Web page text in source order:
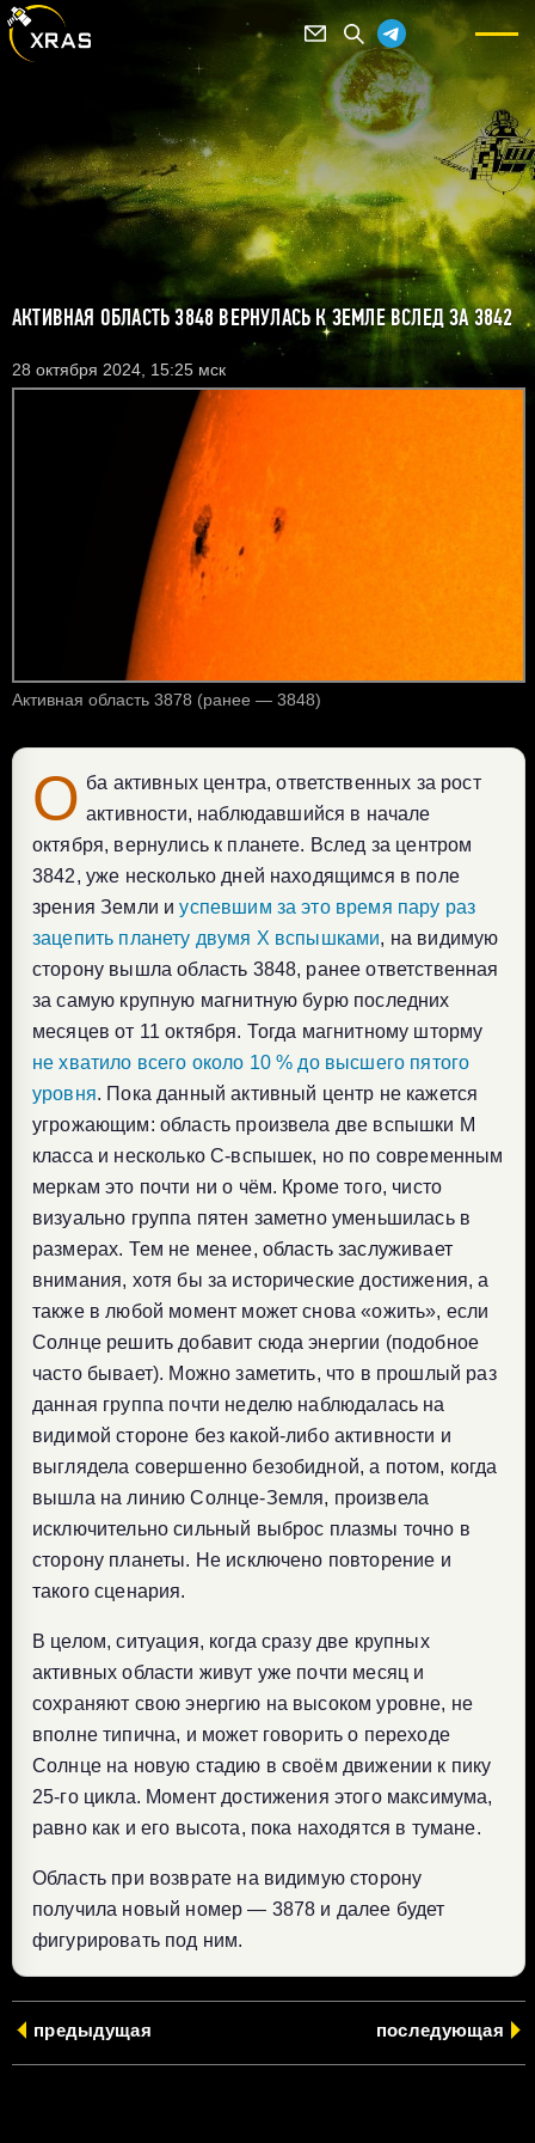
АКТИВНАЯ ОБЛАСТЬ 3848 ВЕРНУЛАСЬ К ЗЕМЛЕ ВСЛЕД ЗА 3842
28 октября 2024, 15:25 мск
Активная область 3878 (ранее — 3848)
О ба активных центра, ответственных за рост
активности, наблюдавшийся в начале
октября, вернулись к планете. Вслед за центром
3842, уже несколько дней находящимся в поле
зрения Земли иуспевшим за это время пару раз
зацепить планету двумя X вспышками, на видимую
сторону вышла область 3848, ранее ответственная
за самую крупную магнитную бурю последних
месяцев от 11 октября. Тогда магнитному шторму
не хватило всего около 10 % до высшего пятого
уровня. Пока данный активный центр не кажется
угрожающим: область произвела две вспышки M
класса и несколько C-вспышек, но по современным
меркам это почти ни о чём. Кроме того, чисто
визуально группа пятен заметно уменьшилась в
размерах. Тем не менее, область заслуживает
внимания, хотя бы за исторические достижения, а
также в любой момент может снова «ожить», если
Солнце решить добавит сюда энергии (подобное
часто бывает). Можно заметить, что в прошлый раз
данная группа почти неделю наблюдалась на
видимой стороне без какой-либо активности и
выглядела совершенно безобидной, а потом, когда
вышла на линию Солнце-Земля, произвела
исключительно сильный выброс плазмы точно в
сторону планеты. Не исключено повторение и
такого сценария.
В целом, ситуация, когда сразу две крупных
активных области живут уже почти месяц и
сохраняют свою энергию на высоком уровне, не
вполне типична, и может говорить о переходе
Солнце на новую стадию в своём движении к пику
25-го цикла. Момент достижения этого максимума,
равно как и его высота, пока находятся в тумане.
Область при возврате на видимую сторону
получила новый номер — 3878 и далее будет
фигурировать под ним.
предыдущая последующая